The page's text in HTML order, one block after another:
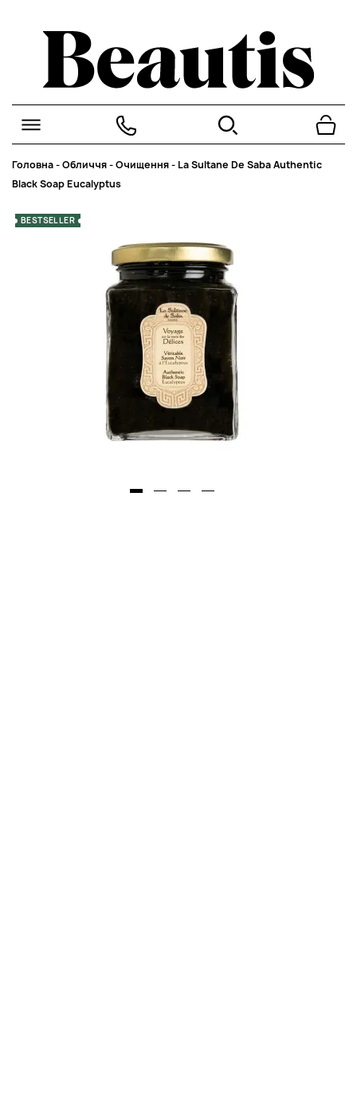
Головна-Обличчя-Очищення- La Sultane De Saba Authentic
Black Soap Eucalyptus
BESTSELLER